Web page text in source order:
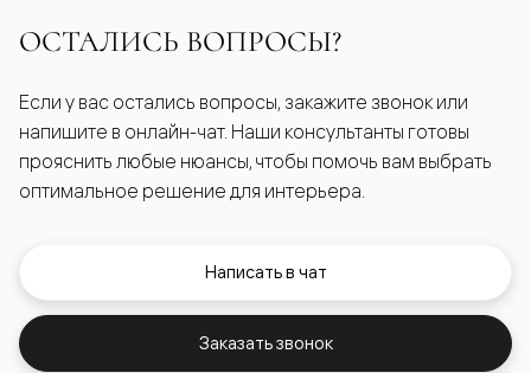
ОСТАЛИСЬ ВОПРОСЫ?
Если у вас остались вопросы, закажите звонок или
напишите в онлайн-чат. Наши консультанты готовы
прояснить любые нюансы, чтобы помочь вам выбрать
оптимальное решение для интерьера.
Написать в чат
Заказать звонок